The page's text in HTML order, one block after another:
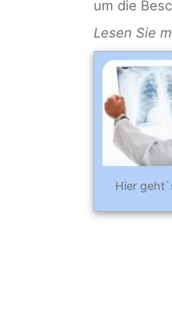
um die
Lesen Sie
Hier